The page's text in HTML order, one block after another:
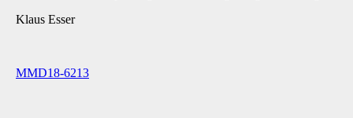
Klaus Esser
MMD18-6213